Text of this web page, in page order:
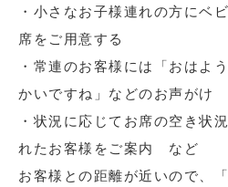
・小さなお子様連れの方にベ
席をご用意する
・常連のお客様には「おはよ
かいですね」などのお声がけ
・状況に応じてお席の空き状
れたお客様をご案内 など
お客様との距離が近いので、